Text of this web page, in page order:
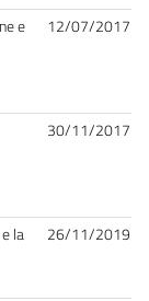
e
12/07/2017
30/11/2017
la
26/11/2019